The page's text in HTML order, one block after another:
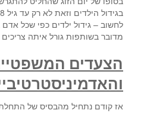
לחשוב – גידול ילדים כפי שכל אדם
מדובר בשותפות גורל איתה
הצעדים
אז קודם נתחיל מהבסיס של התחלת